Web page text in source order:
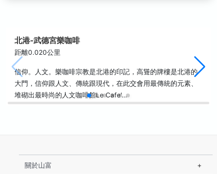
北港-武德宮樂咖啡
距離0.020公里
信仰。人文。樂咖啡宗教是北港的印記，高聳的牌樓是北港的
大門，信仰跟人文、傳統跟現代，在此交會用最傳統的元素、
堆砌出最時尚的人文咖啡館Le Cafe'…
關於山富